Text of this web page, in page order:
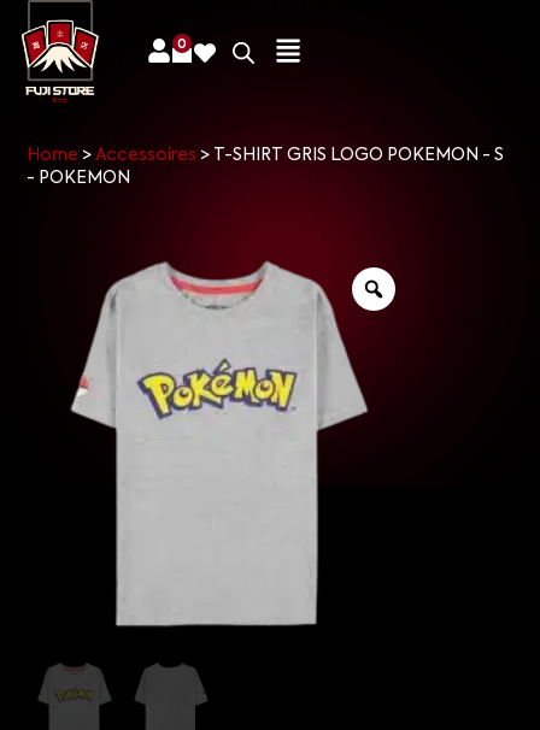
0
Home >Accessoires >
T-SHIRT GRIS LOGO POKEMON - S
- POKEMON